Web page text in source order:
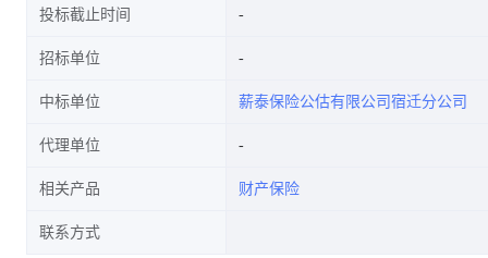
投标截止时间
招标单位
中标单位 薪泰保险公估有限公司宿迁分公司
代理单位
相关产品 财产保险
联系方式